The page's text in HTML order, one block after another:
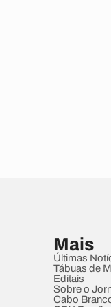
Mais
Últimas
Tábuas de
Editais
Sobre o
Cabo